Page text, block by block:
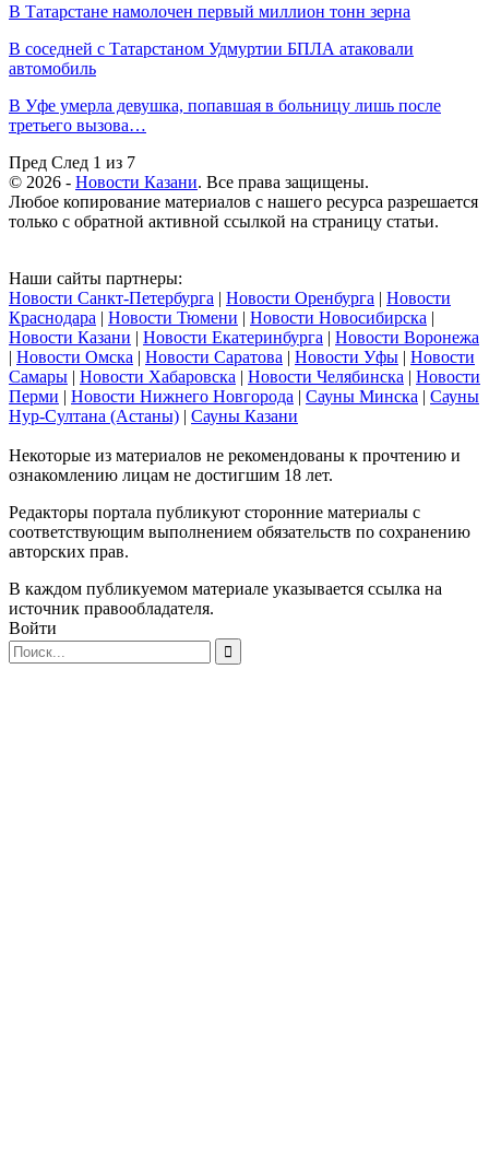
В Татарстане намолочен первый миллион тонн зерна
В соседней с Татарстаном Удмуртии БПЛА атаковали
автомобиль
В Уфе умерла девушка, попавшая в больницу лишь после
третьего вызова…
Пред След 1 из 7
© 2026 - Новости Казани. Все права защищены.
Любое копирование материалов с нашего ресурса разрешается
только с обратной активной ссылкой на страницу статьи.
Наши сайты партнеры:
Новости Санкт-Петербурга | Новости Оренбурга | Новости
Краснодара | Новости Тюмени | Новости Новосибирска |
Новости Казани | Новости Екатеринбурга | Новости Воронежа
| Новости Омска | Новости Саратова | Новости Уфы | Новости
Самары | Новости Хабаровска | Новости Челябинска | Новости
Перми | Новости Нижнего Новгорода | Сауны Минска | Сауны
Нур-Султана (Астаны) | Сауны Казани
Некоторые из материалов не рекомендованы к прочтению и
ознакомлению лицам не достигшим 18 лет.
Редакторы портала публикуют сторонние материалы с
соответствующим выполнением обязательств по сохранению
авторских прав.
В каждом публикуемом материале указывается ссылка на
источник правообладателя.
Войти